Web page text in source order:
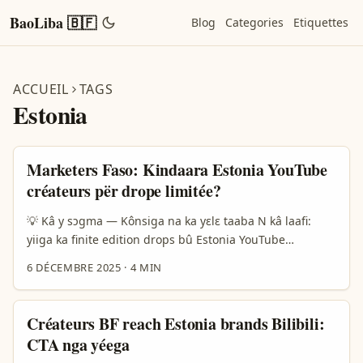
BaoLiba 🇧🇫 Blog Categories Etiquettes
ACCUEIL TAGS
Estonia
Marketers Faso: Kindaara Estonia YouTube
créateurs për drope limitée?
💡 Kâ y sɔgma — Kônsiga na ka yɛlɛ taaba N kâ laafi:
yiiga ka finite edition drops bû Estonia YouTube
créateurs la. Faso advertisers ka fila sôgma: n ka
wendésa créateurs, n ka negocier exclusivité, n ka
lancer stock limité, n ka mesurer sales. Lɛbga la taa:
Estonia a y ne digital scene ma zanga — YouTube di
brand-safe plateforme, ka fãriga creators ni music, tech,
streetwear. ...
6 DÉCEMBRE 2025 · 4 MIN
Créateurs BF reach Estonia brands Bilibili:
CTA nga yéega